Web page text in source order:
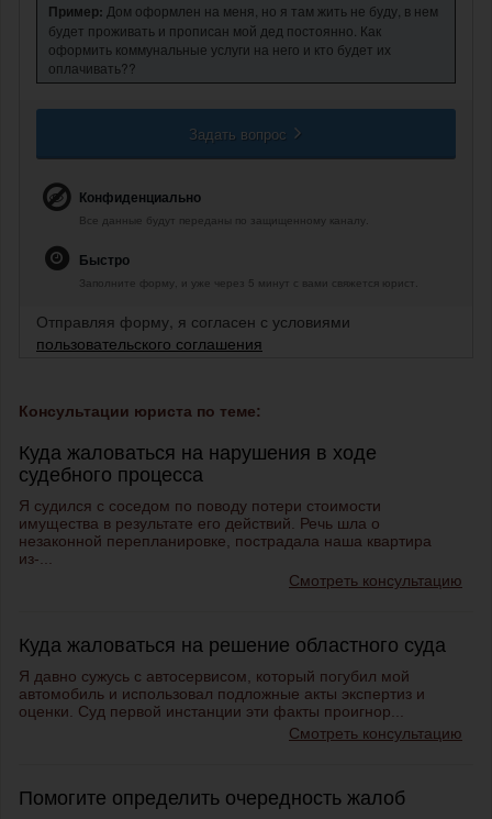
Пример: Дом оформлен на меня, но я там жить не буду, в нем
будет проживать и прописан мой дед постоянно. Как
оформить коммунальные услуги на него и кто будет их
оплачивать??
Задать вопрос
Конфиденциально
Все данные будут переданы по защищенному каналу.
Быстро
Заполните форму, и уже через 5 минут с вами свяжется юрист.
Отправляя форму, я согласен с условиями
пользовательского соглашения
Консультации юриста по теме:
Куда жаловаться на нарушения в ходе
судебного процесса
Я судился с соседом по поводу потери стоимости
имущества в результате его действий. Речь шла о
незаконной перепланировке, пострадала наша квартира
из-...
Смотреть консультацию
Куда жаловаться на решение областного суда
Я давно сужусь с автосервисом, который погубил мой
автомобиль и использовал подложные акты экспертиз и
оценки. Суд первой инстанции эти факты проигнор...
Смотреть консультацию
Помогите определить очередность жалоб